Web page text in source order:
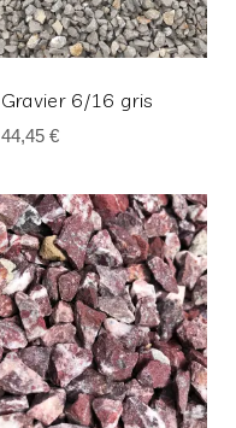
Gravier 6/16 gris
44,45 €